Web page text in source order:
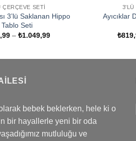
ÇERÇEVE SETI
3’lü Saklanan Hippo
Tablo Seti
–₺1.049,99Fiyat
3'LÜ
Ayıcıklar
₺
bebek beklerken, hele ki o
bir hayallerle yeni bir oda
mutluluğu ve